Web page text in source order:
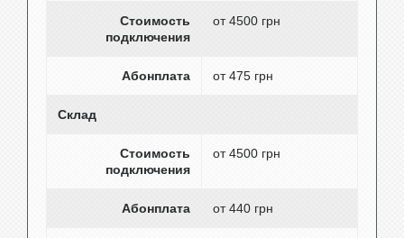
Стоимость
подключения
от 4500 грн
Абонплата от 475 грн
Склад
Стоимость
подключения
от 4500 грн
Абонплата от 440 грн